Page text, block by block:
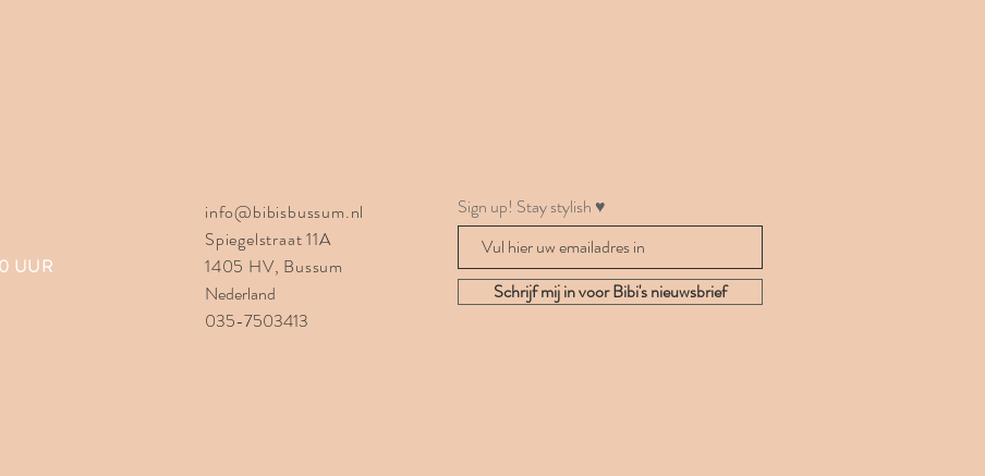
UUR
info@bibisbussum.nl
Spiegelstraat 11A
1405 HV, Bussum
Nederland
035-7503413
Sign up! Stay stylish ♥
Schrijf mij in voor Bibi's nieuwsbrief